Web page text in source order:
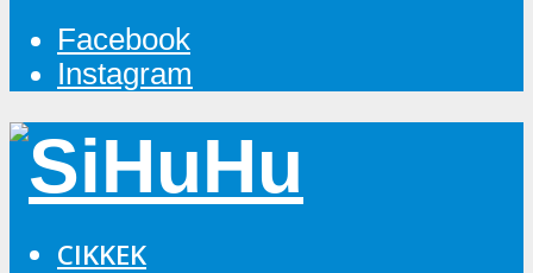
Facebook
Instagram
CIKKEK